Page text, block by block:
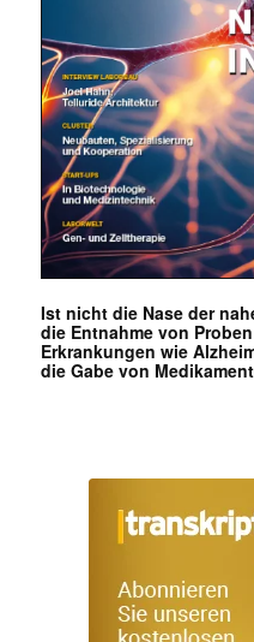
Ist nicht die Nase der
die Entnahme von
Erkrankungen wie
die Gabe von